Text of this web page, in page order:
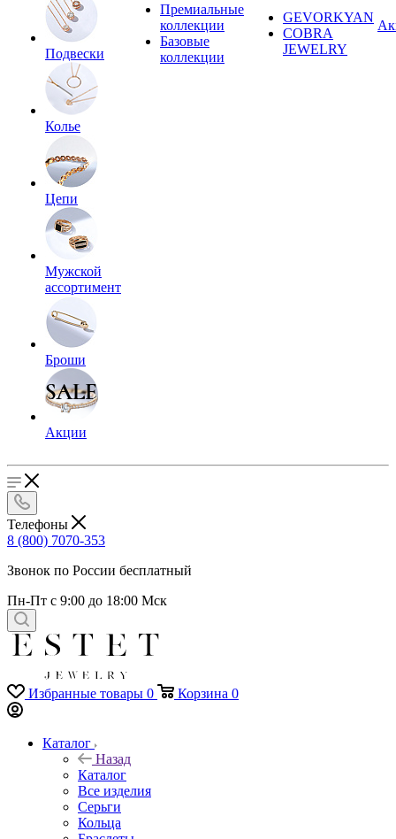
Подвески
Колье
Цепи
Мужской
ассортимент
Броши
Акции
Премиальные
коллекции
Базовые
коллекции
GEVORKYAN
COBRA
JEWELRY
Телефоны
8 (800) 7070-353
Звонок по России бесплатный
Пн-Пт с 9:00 до 18:00 Мск
Избранные товары 0 Корзина 0
Каталог
Назад
Каталог
Все изделия
Серьги
Кольца